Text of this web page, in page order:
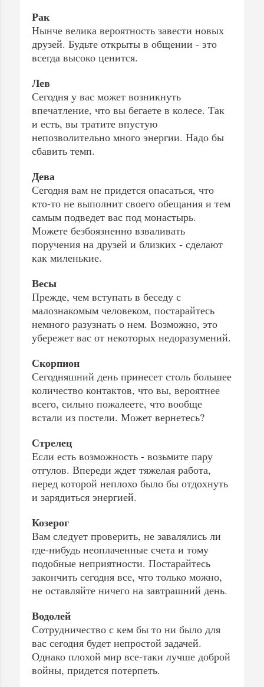
Рак
Нынче велика вероятность завести новых
друзей. Будьте открыты в общении - это
всегда высоко ценится.
Лев
Сегодня у вас может возникнуть
впечатление, что вы бегаете в колесе. Так
и есть, вы тратите впустую
непозволительно много энергии. Надо бы
сбавить темп.
Дева
Сегодня вам не придется опасаться, что
кто-то не выполнит своего обещания и тем
самым подведет вас под монастырь.
Можете безбоязненно взваливать
поручения на друзей и близких - сделают
как миленькие.
Весы
Прежде, чем вступать в беседу с
малознакомым человеком, постарайтесь
немного разузнать о нем. Возможно, это
убережет вас от некоторых недоразумений.
Скорпион
Сегодняшний день принесет столь большее
количество контактов, что вы, вероятнее
всего, сильно пожалеете, что вообще
встали из постели. Может вернетесь?
Стрелец
Если есть возможность - возьмите пару
отгулов. Впереди ждет тяжелая работа,
перед которой неплохо было бы отдохнуть
и зарядиться энергией.
Козерог
Вам следует проверить, не завалялись ли
где-нибудь неоплаченные счета и тому
подобные неприятности. Постарайтесь
закончить сегодня все, что только можно,
не оставляйте ничего на завтрашний день.
Водолей
Сотрудничество с кем бы то ни было для
вас сегодня будет непростой задачей.
Однако плохой мир все-таки лучше доброй
войны, придется потерпеть.